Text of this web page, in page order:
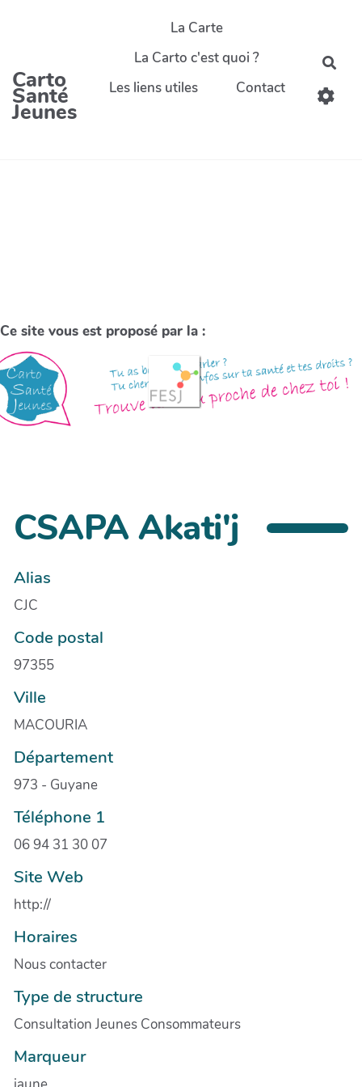
Carto
Santé
Jeunes
La Carte
La Carto c'est quoi ?
Les liens utiles
Contact
Ce site vous est proposé par la :
CSAPA Akati'j
Alias
CJC
Code postal
97355
Ville
MACOURIA
Département
973 - Guyane
Téléphone 1
06 94 31 30 07
Site Web
http://
Horaires
Nous contacter
Type de structure
Consultation Jeunes Consommateurs
Marqueur